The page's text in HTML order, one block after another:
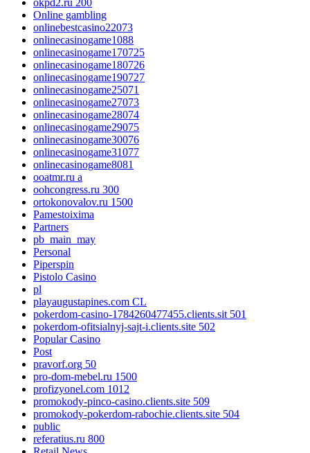
Online gambling
onlinebestcasino22073
onlinecasinogame1088
onlinecasinogame170725
onlinecasinogame180726
onlinecasinogame190727
onlinecasinogame25071
onlinecasinogame27073
onlinecasinogame28074
onlinecasinogame29075
onlinecasinogame30076
onlinecasinogame31077
onlinecasinogame8081
ooatmr.ru a
oohcongress.ru 300
ortokonovalov.ru 1500
Pamestoixima
Partners
pb_main_may
Personal
Piperspin
Pistolo Casino
pl
playaugustapines.com CL
pokerdom-casino-1784260477455.clients.sit 501
pokerdom-ofitsialnyj-sajt-i.clients.site 502
Popular Casino
Post
pravorf.org 50
pro-dom-mebel.ru 1500
profizyonel.com 1012
promokody-pinco-casino.clients.site 509
promokody-pokerdom-rabochie.clients.site 504
public
referatius.ru 800